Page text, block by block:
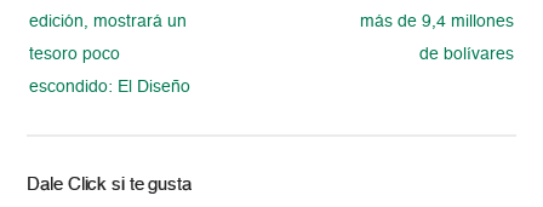
edición, mostrará un
tesoro poco
escondido: El Diseño
más de 9,4 millones
de bolívares
Dale Click si te gusta